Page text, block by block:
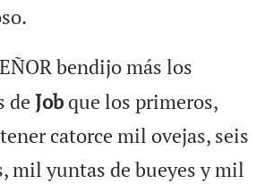
bendijo más los
deJob que los primeros,
catorce mil ovejas, seis
mil yuntas de bueyes y mil